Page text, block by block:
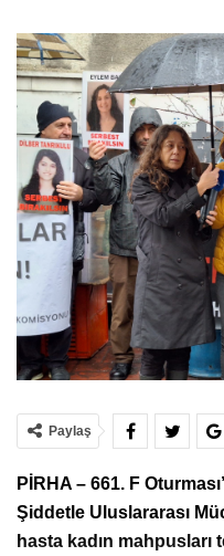
Paylaş
PİRHA – 661. F
Şiddetle Uluslararası
hasta kadın